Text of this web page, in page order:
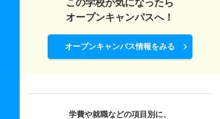
この学校が気になったら
オープンキャンパスへ！
オープンキャンパス情報をみる
学費や就職などの項目別に、